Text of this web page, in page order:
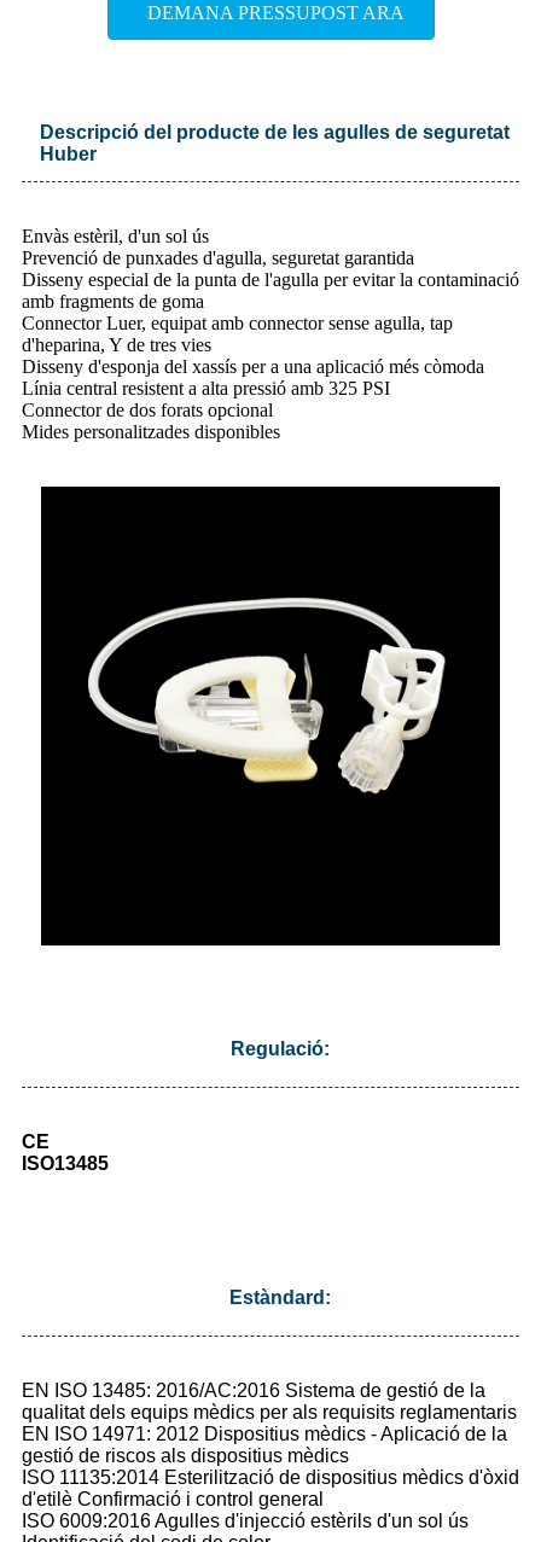
DEMANA PRESSUPOST ARA
Descripció del producte de les agulles de seguretat
Huber
Envàs estèril, d'un sol ús
Prevenció de punxades d'agulla, seguretat garantida
Disseny especial de la punta de l'agulla per evitar la contaminació
amb fragments de goma
Connector Luer, equipat amb connector sense agulla, tap
d'heparina, Y de tres vies
Disseny d'esponja del xassís per a una aplicació més còmoda
Línia central resistent a alta pressió amb 325 PSI
Connector de dos forats opcional
Mides personalitzades disponibles
Regulació:
CE
ISO13485
Estàndard:
EN ISO 13485: 2016/AC:2016 Sistema de gestió de la
qualitat dels equips mèdics per als requisits reglamentaris
EN ISO 14971: 2012 Dispositius mèdics - Aplicació de la
gestió de riscos als dispositius mèdics
ISO 11135:2014 Esterilització de dispositius mèdics d'òxid
d'etilè Confirmació i control general
ISO 6009:2016 Agulles d'injecció estèrils d'un sol ús